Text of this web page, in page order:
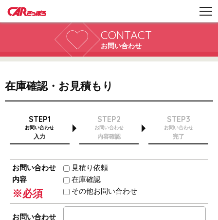
CONTACT
お問い合わせ
在庫確認・お見積もり
STEP1
お問い合わせ
入力
STEP2
お問い合わせ
内容確認
STEP3
お問い合わせ
完了
お問い合わせ
内容
※必須
見積り依頼
在庫確認
その他お問い合わせ
お問い合わせ